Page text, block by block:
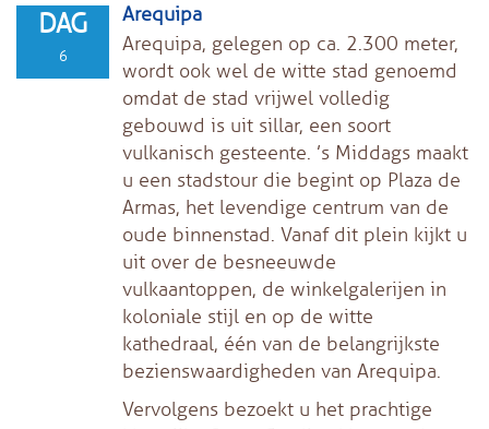
DAG
6
Arequipa
Arequipa, gelegen op ca. 2.300 meter,
wordt ook wel de witte stad genoemd
omdat de stad vrijwel volledig
gebouwd is uit sillar, een soort
vulkanisch gesteente. ’s Middags maakt
u een stadstour die begint op Plaza de
Armas, het levendige centrum van de
oude binnenstad. Vanaf dit plein kijkt u
uit over de besneeuwde
vulkaantoppen, de winkelgalerijen in
koloniale stijl en op de witte
kathedraal, één van de belangrijkste
bezienswaardigheden van Arequipa.
Vervolgens bezoekt u het prachtige